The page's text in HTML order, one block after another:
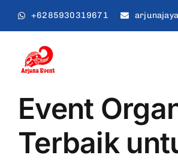
+6285930319671
Event
Terbaik